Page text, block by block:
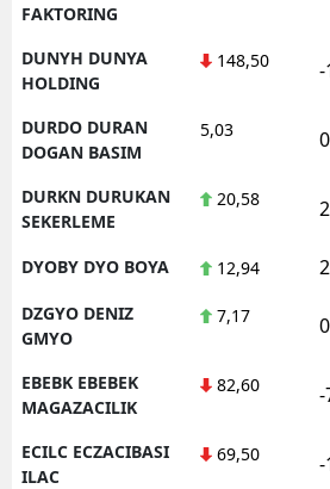
FAKTORING
DUNYH DUNYA
HOLDING
148,50 -
DURDO DURAN
DOGAN BASIM
5,03
DURKN DURUKAN
SEKERLEME
20,58
DYOBY DYO BOYA 12,94
DZGYO DENIZ
GMYO
7,17
EBEBK EBEBEK
MAGAZACILIK
82,60 -
ECILC ECZACIBASI
ILAC
69,50 -